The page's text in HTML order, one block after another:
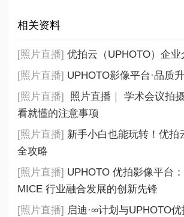
相关资料
[照片直播] 优拍云（UPHOTO）企业
[照片直播] UPHOTO影像平台·品质
[照片直播]
照片直播｜ 学术会议
看就懂的注意事项
[照片直播] 新手小白也能玩转！优拍
全攻略
[照片直播] UPHOTO 优拍影像平台
MICE 行业融合发展的创新先锋
[照片直播] 启迪·∞计划与UPHOTO